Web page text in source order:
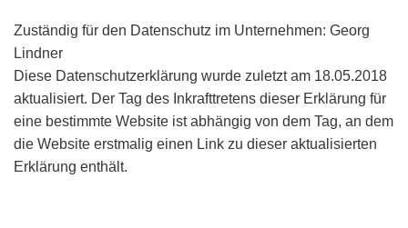
Zuständig für den Datenschutz im Unternehmen: Georg
Lindner
Diese Datenschutzerklärung wurde zuletzt am 18.05.2018
aktualisiert. Der Tag des Inkrafttretens dieser Erklärung für
eine bestimmte Website ist abhängig von dem Tag, an dem
die Website erstmalig einen Link zu dieser aktualisierten
Erklärung enthält.